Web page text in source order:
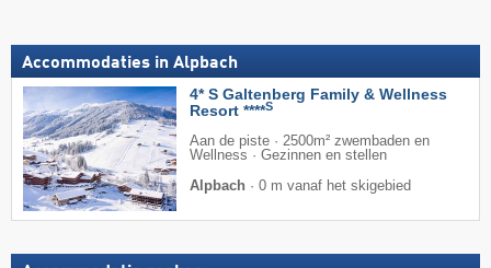
Accommodaties in Alpbach
4* S Galtenberg Family & Wellness
Resort ****S
Aan de piste · 2500m² zwembaden en
Wellness · Gezinnen en stellen
Alpbach · 0 m vanaf het skigebied